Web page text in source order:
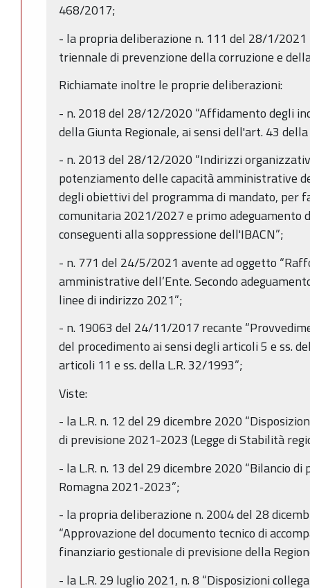
468/2017;
- la propria deliberazione n. 111 del 28/1/
triennale di prevenzione della corruzione e
Richiamate inoltre le proprie deliberazioni:
- n. 2018 del 28/12/2020 “Affidamento degli
della Giunta Regionale, ai sensi dell'art. 43 della
- n. 2013 del 28/12/2020 “Indirizzi
potenziamento delle capacità amministrative
degli obiettivi del programma di mandato, per
comunitaria 2021/2027 e primo adeguamento
conseguenti alla soppressione dell'IBACN”;
- n. 771 del 24/5/2021 avente ad oggetto
amministrative dell’Ente. Secondo
linee di indirizzo 2021”;
- n. 19063 del 24/11/2017 recante
del procedimento ai sensi degli articoli 5 e ss.
articoli 11 e ss. della L.R. 32/1993”;
Viste:
- la L.R. n. 12 del 29 dicembre 2020
di previsione 2021-2023 (Legge di Stabilità
- la L.R. n. 13 del 29 dicembre 2020 “Bilancio
Romagna 2021-2023”;
- la propria deliberazione n. 2004 del 28
“Approvazione del documento tecnico di
finanziario gestionale di previsione della
- la L.R. 29 luglio 2021, n. 8 “Disposizioni